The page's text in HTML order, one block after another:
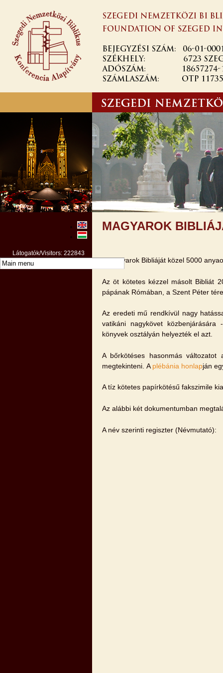
MAGYAROK
A Magyarok Bibliáját közel 5000
Az öt kötetes kézzel másolt Bibliát
pápának Rómában, a Szent Péter
Az eredeti mű rendkívül nagy
vatikáni nagykövet
könyvek osztályán helyezték el azt.
A bőrkötéses hasonmás
megtekinteni. A plébánia honlapján
A tíz kötetes papírkötésű fakszimile
Az alábbi két dokumentumban
A név szerinti regiszter (Névmutató):
Látogatók/Visitors: 222843